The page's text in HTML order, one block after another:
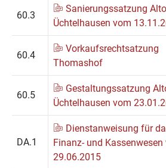
60.3
Sanierungssatzung
Üchtelhausen vom
60.4
Vorkaufsrechtsatzung
Thomashof
60.5
Gestaltungssatzung
Üchtelhausen vom
DA.1
Dienstanweisung für
Finanz- und Kassenwesen
29.06.2015